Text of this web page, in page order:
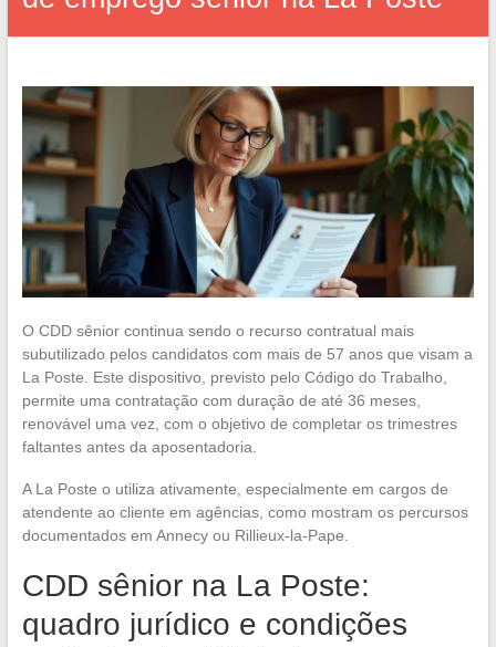
O CDD sênior continua sendo o recurso contratual mais
subutilizado pelos candidatos com mais de 57 anos que visam a
La Poste. Este dispositivo, previsto pelo Código do Trabalho,
permite uma contratação com duração de até 36 meses,
renovável uma vez, com o objetivo de completar os trimestres
faltantes antes da aposentadoria.
A La Poste o utiliza ativamente, especialmente em cargos de
atendente ao cliente em agências, como mostram os percursos
documentados em Annecy ou Rillieux-la-Pape.
CDD sênior na La Poste:
quadro jurídico e condições